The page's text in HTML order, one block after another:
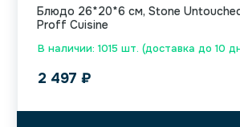
В наличии: 1015 шт. (доставка до 10
Блюдо 26*20*6 см, Stone
Proff Cuisine
2 497 ₽